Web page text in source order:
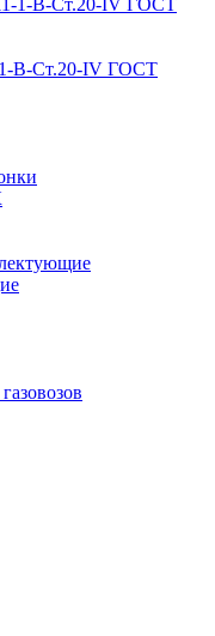
1-B-Ст.20-IV ГОСТ